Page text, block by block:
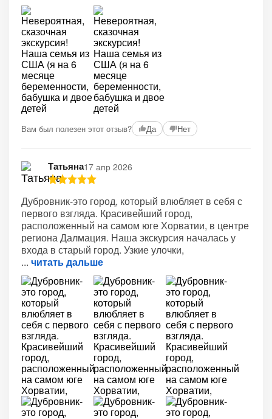
Вам был полезен этот отзыв? Да Нет
Татьяна17 апр 2026
Дубровник-это город, который влюбляет в себя с
первого взгляда. Красивейший город,
расположенный на самом юге Хорватии, в центре
региона Далмация. Наша экскурсия началась у
входа в старый город. Узкие улочки,
читать дальше